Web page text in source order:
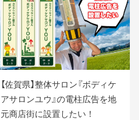
【佐賀県】整体サロン『ボディケ
アサロンユウ』の電柱広告を地
元商店街に設置したい！